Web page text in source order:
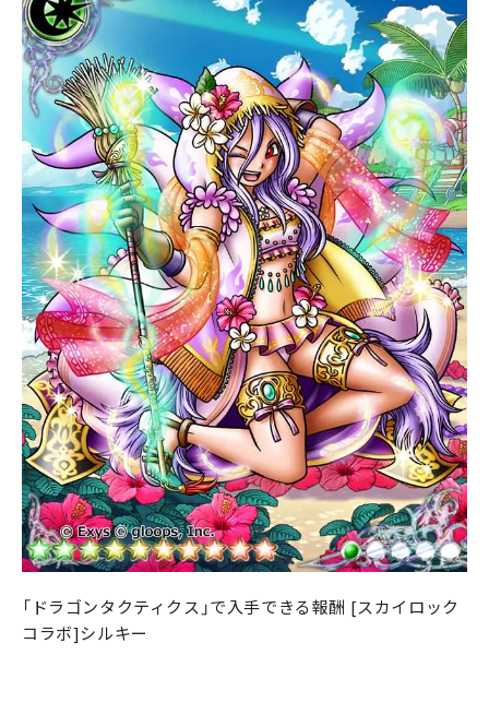
「ドラゴンタクティクス」で入手できる報酬 [スカイロック
コラボ]シルキー